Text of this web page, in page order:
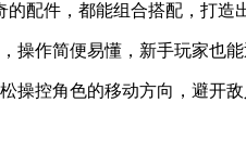
配件，都能组合搭配，打造
操作简便易懂，新手玩家也能
操控角色的移动方向，避开